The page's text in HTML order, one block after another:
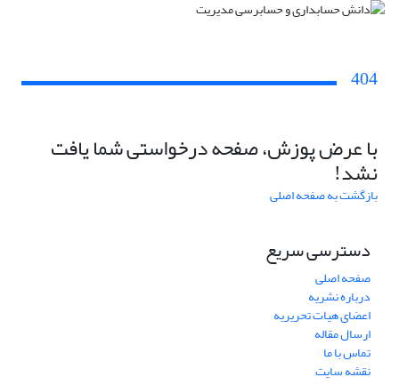
404
با عرض پوزش، صفحه درخواستی شما یافت
نشد!
بازگشت به صفحه اصلی
دسترسی سریع
صفحه اصلی
درباره نشریه
اعضای هیات تحریریه
ارسال مقاله
تماس با ما
نقشه سایت